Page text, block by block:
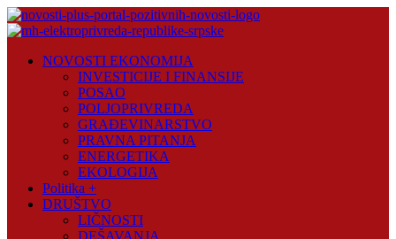
Skip
to
Plus
NOVOSTI EKONOMIJA
INVESTICIJE I FINANSIJE
POSAO
POLJOPRIVREDA
GRAĐEVINARSTVO
PRAVNA PITANJA
ENERGETIKA
EKOLOGIJA
Politika +
DRUŠTVO
LIČNOSTI
DEŠAVANJA